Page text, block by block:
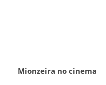
Mionzeira no cinema